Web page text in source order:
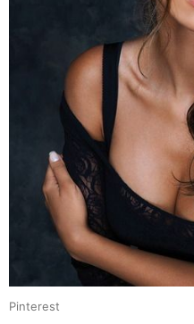
Pinterest